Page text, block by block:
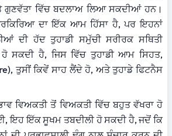
ਵਿੱਚ ਬਦਲਾਅ ਲਿਆ ਸਕਦੀਆਂ ਹਨ।
ਦਾ ਇੱਕ ਆਮ ਹਿੱਸਾ ਹੈ, ਪਰ ਇਹਨਾਂ
ਦੀ ਹੱਦ ਤੁਹਾਡੀ ਸਮੁੱਚੀ ਸਰੀਰਕ ਸਥਿਤੀ
ਸਕਦੀ ਹੈ, ਜਿਸ ਵਿੱਚ ਤੁਹਾਡੀ ਆਮ ਸਿਹਤ,
ਤੁਸੀਂ ਕਿਵੇਂ ਸਾਹ ਲੈਂਦੇ ਹੋ, ਅਤੇ ਤੁਹਾਡੇ ਫਿਟਨੈਸ
ਵਿਅਕਤੀ ਤੋਂ ਵਿਅਕਤੀ ਵਿੱਚ ਬਹੁਤ ਵੱਖਰਾ ਹੋ
ਇਹ ਇੱਕ ਸੂਖਮ ਤਬਦੀਲੀ ਹੋ ਸਕਦੀ ਹੈ, ਜਦੋਂ ਕਿ